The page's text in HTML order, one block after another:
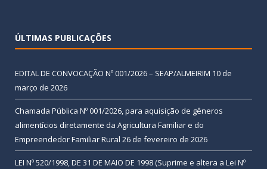
ÚLTIMAS PUBLICAÇÕES
EDITAL DE CONVOCAÇÃO Nº 001/2026 – SEAP/ALMEIRIM 10 de
março de 2026
Chamada Pública Nº 001/2026, para aquisição de gêneros
alimentícios diretamente da Agricultura Familiar e do
Empreendedor Familiar Rural 26 de fevereiro de 2026
LEI Nº 520/1998, DE 31 DE MAIO DE 1998 (Suprime e altera a Lei Nº